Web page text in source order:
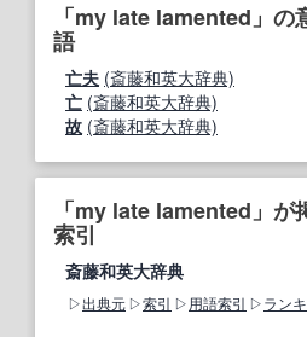
「my late lamented」の
語
亡夫 (斎藤和英大辞典)
亡 (斎藤和英大辞典)
故 (斎藤和英大辞典)
「my late lamented」が
索引
斎藤和英大辞典
出典元 索引 用語索引 ラン